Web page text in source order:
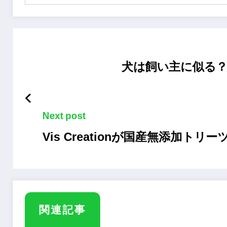
犬は飼い主に似る
Next post
Vis Creationが国産無添加トリー
関連記事